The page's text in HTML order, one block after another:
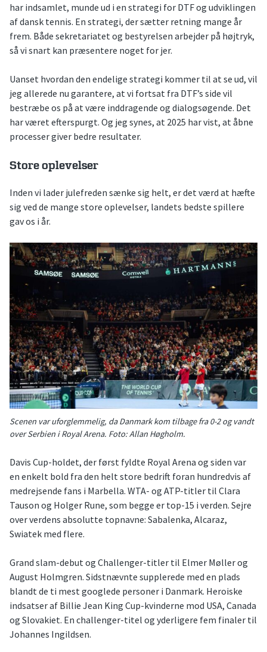
har indsamlet, munde ud i en strategi for DTF og udviklingen
af dansk tennis. En strategi, der sætter retning mange år
frem. Både sekretariatet og bestyrelsen arbejder på højtryk,
så vi snart kan præsentere noget for jer.
Uanset hvordan den endelige strategi kommer til at se ud, vil
jeg allerede nu garantere, at vi fortsat fra DTF’s side vil
bestræbe os på at være inddragende og dialogsøgende. Det
har været efterspurgt. Og jeg synes, at 2025 har vist, at åbne
processer giver bedre resultater.
Store oplevelser
Inden vi lader julefreden sænke sig helt, er det værd at hæfte
sig ved de mange store oplevelser, landets bedste spillere
gav os i år.
Scenen var uforglemmelig, da Danmark kom tilbage fra 0-2 og vandt
over Serbien i Royal Arena. Foto: Allan Høgholm.
Davis Cup-holdet, der først fyldte Royal Arena og siden var
en enkelt bold fra den helt store bedrift foran hundredvis af
medrejsende fans i Marbella. WTA- og ATP-titler til Clara
Tauson og Holger Rune, som begge er top-15 i verden. Sejre
over verdens absolutte topnavne: Sabalenka, Alcaraz,
Swiatek med flere.
Grand slam-debut og Challenger-titler til Elmer Møller og
August Holmgren. Sidstnævnte supplerede med en plads
blandt de ti mest googlede personer i Danmark. Heroiske
indsatser af Billie Jean King Cup-kvinderne mod USA, Canada
og Slovakiet. En challenger-titel og yderligere fem finaler til
Johannes Ingildsen.